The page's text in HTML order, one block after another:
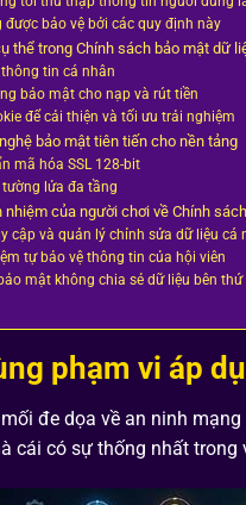
bảo vệ bởi các quy định này
thể trong Chính sách bảo mật dữ
tin cá nhân
bảo mật cho nạp và rút tiền
để cải thiện và tối ưu trải nghiệm
bảo mật tiên tiến cho nền tảng
mã hóa SSL 128-bit
tường lửa đa tầng
nhiệm của người chơi về Chính
cập và quản lý chỉnh sửa dữ liệu cá
tự bảo vệ thông tin của hội viên
mật không chia sẻ dữ liệu bên thứ
phạm vi áp
đe dọa về an ninh
cái có sự thống nhất trong